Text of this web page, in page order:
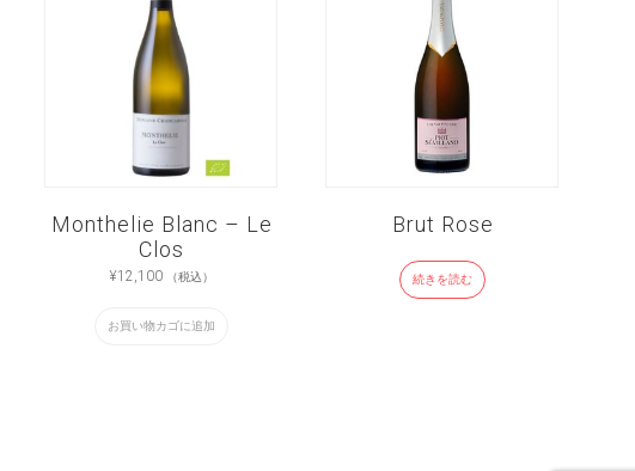
Monthelie Blanc – Le
Clos
¥12,100 （税込）
お買い物カゴに追加
Brut Rose
続きを読む